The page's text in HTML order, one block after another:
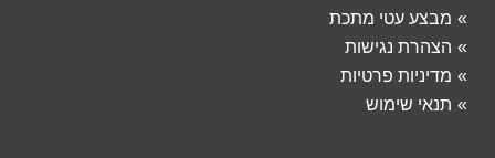
מבצע עטי מתכת
הצהרת נגישות
מדיניות פרטיות
תנאי שימוש